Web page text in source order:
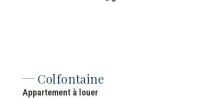
Colfontaine
Appartement à louer